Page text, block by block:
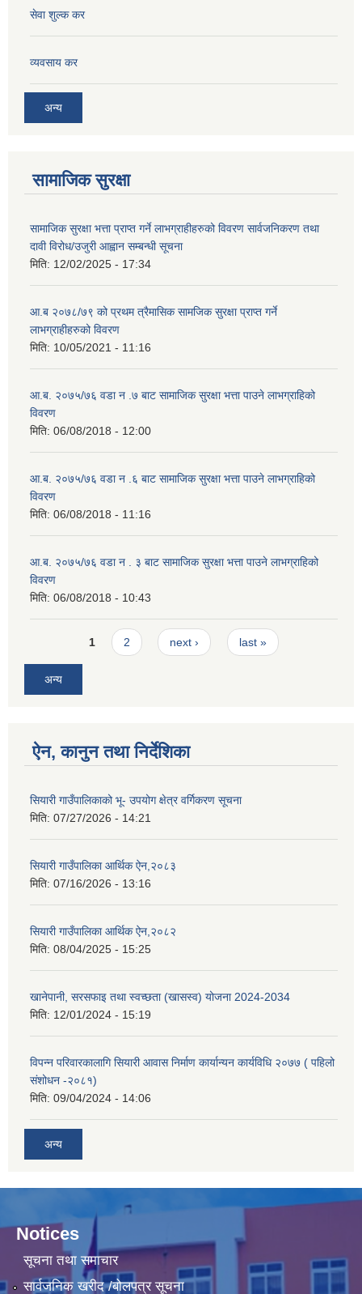
सेवा शुल्क कर
व्यवसाय कर
अन्य
सामाजिक सुरक्षा
सामाजिक सुरक्षा भत्ता प्राप्त गर्ने लाभग्राहीहरुको विवरण सार्वजनिकरण तथा
दावी विरोध/उजुरी आह्वान सम्बन्धी सूचना
मिति: 12/02/2025 - 17:34
आ.ब २०७८/७९ को प्रथम त्रैमासिक सामजिक सुरक्षा प्राप्त गर्ने
लाभग्राहीहरुको विवरण
मिति: 10/05/2021 - 11:16
आ.ब. २०७५/७६ वडा न .७ बाट सामाजिक सुरक्षा भत्ता पाउने लाभग्राहिको
विवरण
मिति: 06/08/2018 - 12:00
आ.ब. २०७५/७६ वडा न .६ बाट सामाजिक सुरक्षा भत्ता पाउने लाभग्राहिको
विवरण
मिति: 06/08/2018 - 11:16
आ.ब. २०७५/७६ वडा न . ३ बाट सामाजिक सुरक्षा भत्ता पाउने लाभग्राहिको
विवरण
मिति: 06/08/2018 - 10:43
Pages1 2 next › last »
अन्य
ऐन, कानुन तथा निर्देशिका
सियारी गाउँपालिकाको भू- उपयोग क्षेत्र वर्गिकरण सूचना
मिति: 07/27/2026 - 14:21
सियारी गाउँपालिका आर्थिक ऐन,२०८३
मिति: 07/16/2026 - 13:16
सियारी गाउँपालिका आर्थिक ऐन,२०८२
मिति: 08/04/2025 - 15:25
खानेपानी, सरसफाइ तथा स्वच्छता (खासस्व) योजना 2024-2034
मिति: 12/01/2024 - 15:19
विपन्न परिवारकालागि सियारी आवास निर्माण कार्यान्यन कार्यविधि २०७७ ( पहिलो
संशोधन -२०८१)
मिति: 09/04/2024 - 14:06
अन्य
Notices
सूचना तथा समाचार
सार्वजनिक खरीद /बोलपत्र सूचना